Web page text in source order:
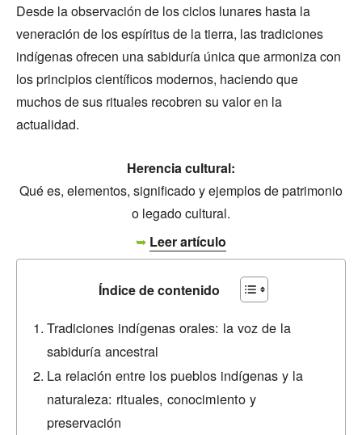
Desde la observación de los ciclos lunares hasta la
veneración de los espíritus de la tierra, las tradiciones
indígenas ofrecen una sabiduría única que armoniza con
los principios científicos modernos, haciendo que
muchos de sus rituales recobren su valor en la
actualidad.
Herencia cultural:
Qué es, elementos, significado y ejemplos de patrimonio
o legado cultural.
➥ Leer artículo
Índice de contenido
Tradiciones indígenas orales: la voz de la
sabiduría ancestral
La relación entre los pueblos indígenas y la
naturaleza: rituales, conocimiento y
preservación